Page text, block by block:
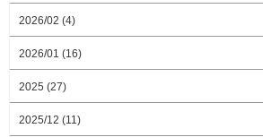
2026/02 (4)
2026/01 (16)
2025 (27)
2025/12 (11)